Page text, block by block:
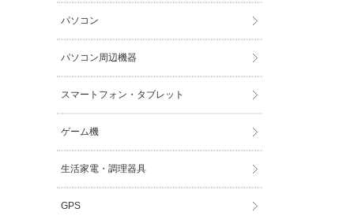
パソコン
パソコン周辺機器
スマートフォン・タブレット
ゲーム機
生活家電・調理器具
GPS